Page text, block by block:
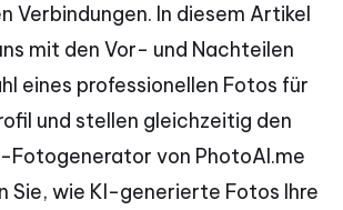
Verbindungen. In diesem Artikel
mit den Vor- und Nachteilen
eines professionellen Fotos für
und stellen gleichzeitig den
Fotogenerator von PhotoAI.me
Sie, wie KI-generierte Fotos Ihre